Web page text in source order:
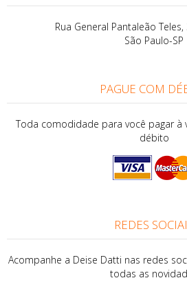
Rua General Pantaleão
São Paulo-SP
PAGUE COM
Toda comodidade para você pagar à
débito
REDES
Acompanhe a Deise Datti nas redes
todas as